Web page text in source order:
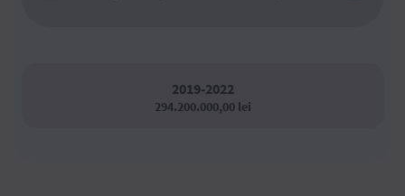
2019-2022
294.200.000,00 lei